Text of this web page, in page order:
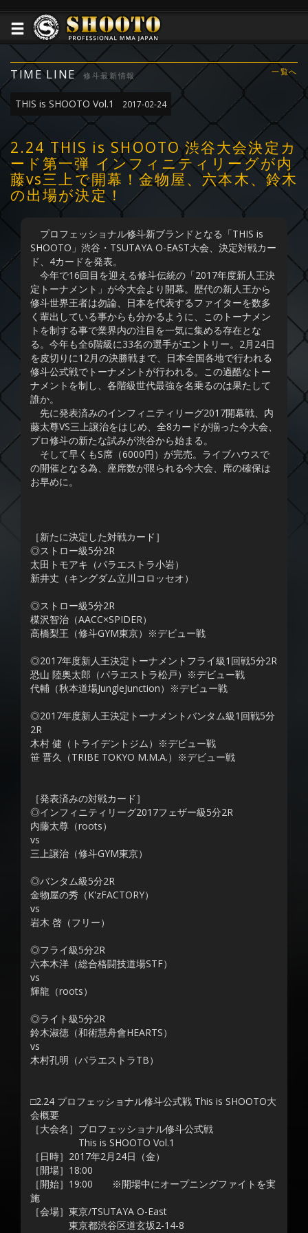
TIME LINE 修斗最新情報 一覧へ
THIS is SHOOTO Vol.1 2017-02-24
2.24 THIS is SHOOTO 渋谷大会決定カ
ード第一弾 インフィニティリーグが内
藤vs三上で開幕！金物屋、六本木、鈴木
の出場が決定！
プロフェッショナル修斗新ブランドとなる「THIS is
SHOOTO」渋谷・TSUTAYA O-EAST大会、決定対戦カー
ド、4カードを発表。
今年で16回目を迎える修斗伝統の「2017年度新人王決
定トーナメント」が今大会より開幕。歴代の新人王から
修斗世界王者は勿論、日本を代表するファイターを数多
く輩出している事からも分かるように、このトーナメン
トを制する事で業界内の注目を一気に集める存在とな
る。今年も全6階級に33名の選手がエントリー。2月24日
を皮切りに12月の決勝戦まで、日本全国各地で行われる
修斗公式戦でトーナメントが行われる。この過酷なトー
ナメントを制し、各階級世代最強を名乗るのは果たして
誰か。
先に発表済みのインフィニティリーグ2017開幕戦、内
藤太尊VS三上譲治をはじめ、全8カードが揃った今大会、
プロ修斗の新たな試みが渋谷から始まる。
そして早くもS席（6000円）が完売。ライブハウスで
の開催となる為、座席数が限られる今大会、席の確保は
お早めに。
［新たに決定した対戦カード］
◎ストロー級5分2R
太田トモアキ（パラエストラ小岩）
新井丈（キングダム立川コロッセオ）
◎ストロー級5分2R
楳沢智治（AACC×SPIDER）
高橋梨王（修斗GYM東京）※デビュー戦
◎2017年度新人王決定トーナメントフライ級1回戦5分2R
恐山 陸奥太郎（パラエストラ松戸）※デビュー戦
代輔（秋本道場JungleJunction）※デビュー戦
◎2017年度新人王決定トーナメントバンタム級1回戦5分
2R
木村 健（トライデントジム）※デビュー戦
笹 晋久（TRIBE TOKYO M.M.A.）※デビュー戦
［発表済みの対戦カード］
◎インフィニティリーグ2017フェザー級5分2R
内藤太尊（roots）
vs
三上譲治（修斗GYM東京）
◎バンタム級5分2R
金物屋の秀（K'zFACTORY）
vs
岩木 啓（フリー）
◎フライ級5分2R
六本木洋（総合格闘技道場STF）
vs
輝龍（roots）
◎ライト級5分2R
鈴木淑徳（和術慧舟會HEARTS）
vs
木村孔明（パラエストラTB）
□2.24 プロフェッショナル修斗公式戦 This is SHOOTO大
会概要
［大会名］プロフェッショナル修斗公式戦
This is SHOOTO Vol.1
［日時］2017年2月24日（金）
［開場］18:00
［開始］19:00 ※開場中にオープニングファイトを実
施
［会場］東京/TSUTAYA O-East
東京都渋谷区道玄坂2-14-8